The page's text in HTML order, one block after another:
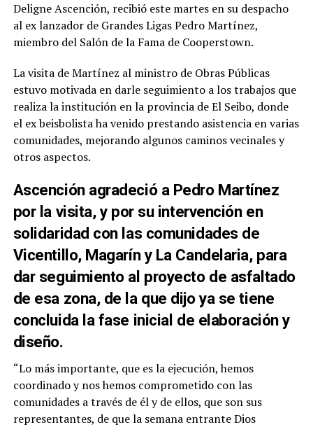
Deligne Ascención, recibió este martes en su despacho
al ex lanzador de Grandes Ligas Pedro Martínez,
miembro del Salón de la Fama de Cooperstown.
La visita de Martínez al ministro de Obras Públicas
estuvo motivada en darle seguimiento a los trabajos que
realiza la institución en la provincia de El Seibo, donde
el ex beisbolista ha venido prestando asistencia en varias
comunidades, mejorando algunos caminos vecinales y
otros aspectos.
Ascención agradeció a Pedro Martínez
por la visita, y por su intervención en
solidaridad con las comunidades de
Vicentillo, Magarín y La Candelaria, para
dar seguimiento al proyecto de asfaltado
de esa zona, de la que dijo ya se tiene
concluida la fase inicial de elaboración y
diseño.
“Lo más importante, que es la ejecución, hemos
coordinado y nos hemos comprometido con las
comunidades a través de él y de ellos, que son sus
representantes, de que la semana entrante Dios